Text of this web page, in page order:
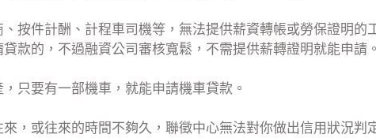
按件計酬、計程車司機等，無法提供薪資轉帳或勞保證明的
款的，不過融資公司審核寬鬆，不需提供薪轉證明就能申請。
只要有一部機車，就能申請機車貸款。
，或往來的時間不夠久，聯徵中心無法對你做出信用狀況判